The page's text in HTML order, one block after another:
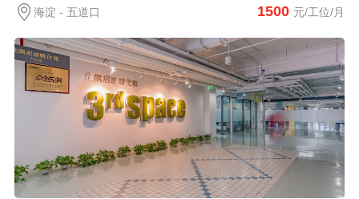
海淀 - 五道口 1500 元/工位/月